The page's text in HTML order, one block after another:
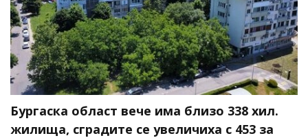
Бургаска област вече има близо 338 хил.
жилища, сградите се увеличиха с 453 за